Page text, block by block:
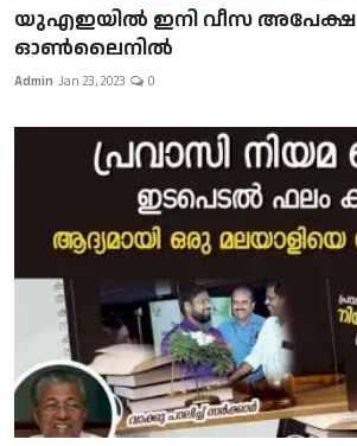
യുഎഇയിൽ ഇനി വീസ അപേക്ഷ
ഓൺലൈനിൽ
Admin Jan 23, 2023 0